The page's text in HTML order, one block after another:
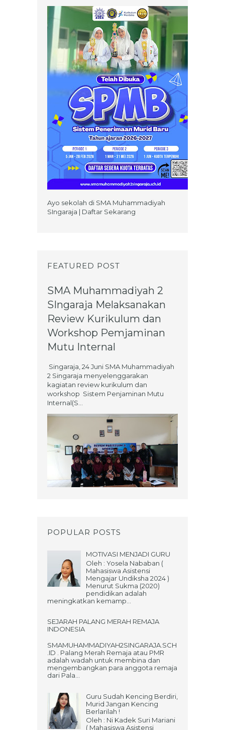
Ayo sekolah di SMA Muhammadiyah
SIngaraja | Daftar Sekarang
FEATURED POST
SMA Muhammadiyah 2
SIngaraja Melaksanakan
Review Kurikulum dan
Workshop Pemjaminan
Mutu Internal
Singaraja, 24 Juni SMA Muhammadiyah
2 Singaraja menyelenggarakan
kagiatan review kurikulum dan
workshop Sistem Penjaminan Mutu
Internal(S...
POPULAR POSTS
MOTIVASI MENJADI GURU
Oleh : Yosela Nababan (
Mahasiswa Asistensi
Mengajar Undiksha 2024 )
Menurut Sukma (2020)
pendidikan adalah
meningkatkan kemamp...
SEJARAH PALANG MERAH REMAJA
INDONESIA
SMAMUHAMMADIYAH2SINGARAJA.SCH
.ID . Palang Merah Remaja atau PMR
adalah wadah untuk membina dan
mengembangkan para anggota remaja
dari Pala...
Guru Sudah Kencing Berdiri,
Murid Jangan Kencing
Berlarilah !
Oleh : Ni Kadek Suri Mariani
( Mahasiswa Asistensi